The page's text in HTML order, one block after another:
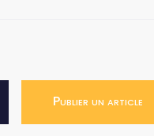
Publier un article